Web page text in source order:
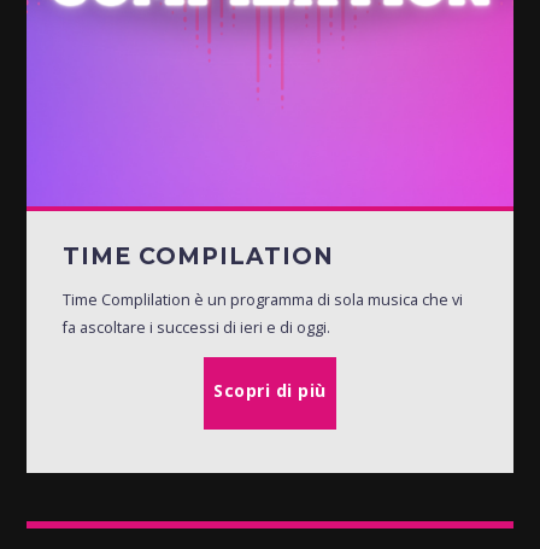
TIME COMPILATION
Time Complilation è un programma di sola musica che vi
fa ascoltare i successi di ieri e di oggi.
Scopri di più